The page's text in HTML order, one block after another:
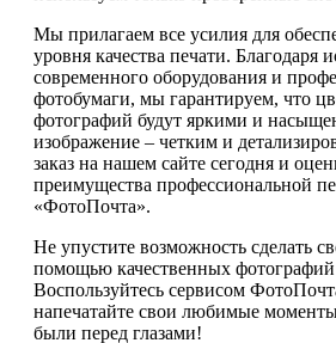
Мы прилагаем все усилия для
уровня качества печати. Благодаря
современного оборудования и
фотобумаги, мы гарантируем, что
фотографий будут яркими и
изображение – четким и
заказ на нашем сайте сегодня и
преимущества профессиональной
«ФотоПочта».
Не упустите возможность сделать
помощью качественных фотографий
Воспользуйтесь сервисом
напечатайте свои любимые
были перед глазами!